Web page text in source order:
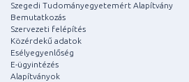
Szegedi Tudományegyetemért Alapítvány
Bemutatkozás
Szervezeti felépítés
Közérdekű adatok
Esélyegyenlőség
E-ügyintézés
Alapítványok